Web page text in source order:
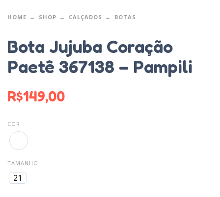
HOME SHOP CALÇADOS BOTAS
Bota Jujuba Coração
Paetê 367138 – Pampili
R$149,00
COR
TAMANHO
21